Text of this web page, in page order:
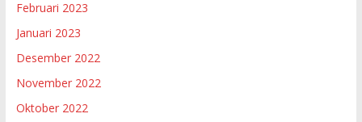
Februari 2023
Januari 2023
Desember 2022
November 2022
Oktober 2022